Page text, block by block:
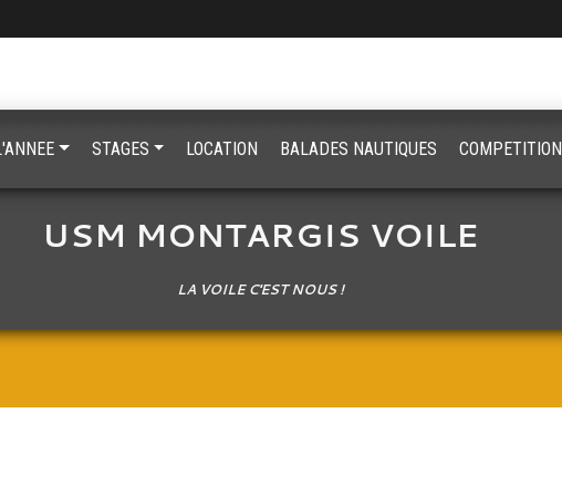
USM MONTARGIS VOILE
LA VOILE C'EST NOUS !
STAGES LOCATION BALADES NAUTIQUES COMPETITION